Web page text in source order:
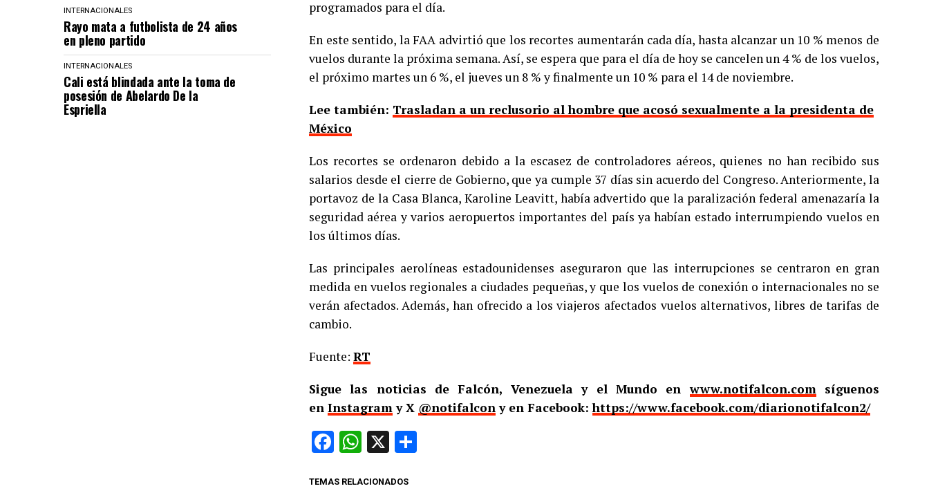
INTERNACIONALES
Rayo mata a futbolista de 24 años
en pleno partido
INTERNACIONALES
Cali está blindada ante la toma de
posesión de Abelardo De la
Espriella
programados para el día.
En este sentido, la FAA advirtió que los recortes aumentarán cada día, hasta alcanzar un 10 % menos de
vuelos durante la próxima semana. Así, se espera que para el día de hoy se cancelen un 4 % de los vuelos,
el próximo martes un 6 %, el jueves un 8 % y finalmente un 10 % para el 14 de noviembre.
Lee también: Trasladan a un reclusorio al hombre que acosó sexualmente a la presidenta de
México
Los recortes se ordenaron debido a la escasez de controladores aéreos, quienes no han recibido sus
salarios desde el cierre de Gobierno, que ya cumple 37 días sin acuerdo del Congreso. Anteriormente, la
portavoz de la Casa Blanca, Karoline Leavitt, había advertido que la paralización federal amenazaría la
seguridad aérea y varios aeropuertos importantes del país ya habían estado interrumpiendo vuelos en
los últimos días.
Las principales aerolíneas estadounidenses aseguraron que las interrupciones se centraron en gran
medida en vuelos regionales a ciudades pequeñas, y que los vuelos de conexión o internacionales no se
verán afectados. Además, han ofrecido a los viajeros afectados vuelos alternativos, libres de tarifas de
cambio.
Fuente: RT
Sigue las noticias de Falcón, Venezuela y el Mundo enwww.notifalcon.comsíguenos
en Instagramy X @notifalcony en Facebook:https://www.facebook.com/diarionotifalcon2/
Facebook
WhatsApp
X
TEMAS RELACIONADOS